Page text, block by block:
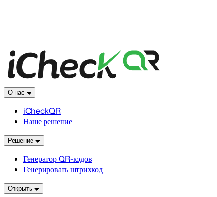
О нас
iCheckQR
Наше решение
Решение
Генератор QR-кодов
Генерировать штрихкод
Открыть